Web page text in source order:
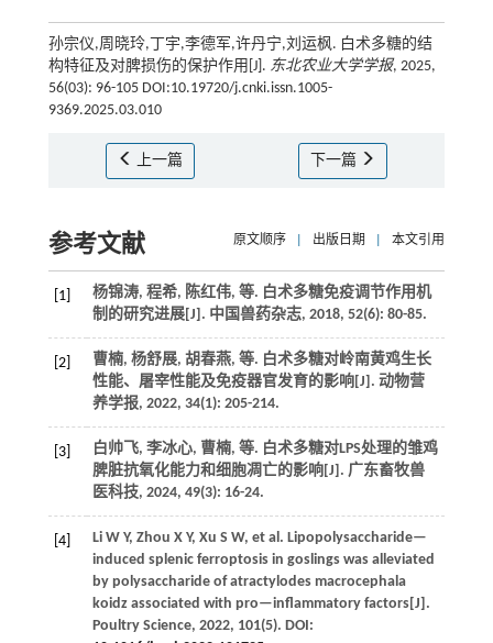
孙宗仪,周晓玲,丁宇,李德军,许丹宁,刘运枫. 白术多糖的结
构特征及对脾损伤的保护作用[J]. 东北农业大学学报, 2025,
56(03): 96-105 DOI:10.19720/j.cnki.issn.1005-
9369.2025.03.010
上一篇 下一篇
参考文献 原文顺序 出版日期 本文引用
[1] 杨锦涛, 程希, 陈红伟, 等. 白术多糖免疫调节作用机
制的研究进展[J]. 中国兽药杂志, 2018, 52(6): 80-85.
[2] 曹楠, 杨舒展, 胡春燕, 等. 白术多糖对岭南黄鸡生长
性能、屠宰性能及免疫器官发育的影响[J]. 动物营
养学报, 2022, 34(1): 205-214.
[3] 白帅飞, 李冰心, 曹楠, 等. 白术多糖对LPS处理的雏鸡
脾脏抗氧化能力和细胞凋亡的影响[J]. 广东畜牧兽
医科技, 2024, 49(3): 16-24.
[4] Li W Y, Zhou X Y, Xu S W, et al. Lipopolysaccharide—
induced splenic ferroptosis in goslings was alleviated
by polysaccharide of atractylodes macrocephala
koidz associated with pro—inflammatory factors[J].
Poultry Science, 2022, 101(5). DOI: